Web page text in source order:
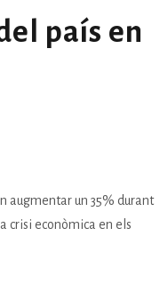
país en
augmentar un 35% durant
crisi econòmica en els